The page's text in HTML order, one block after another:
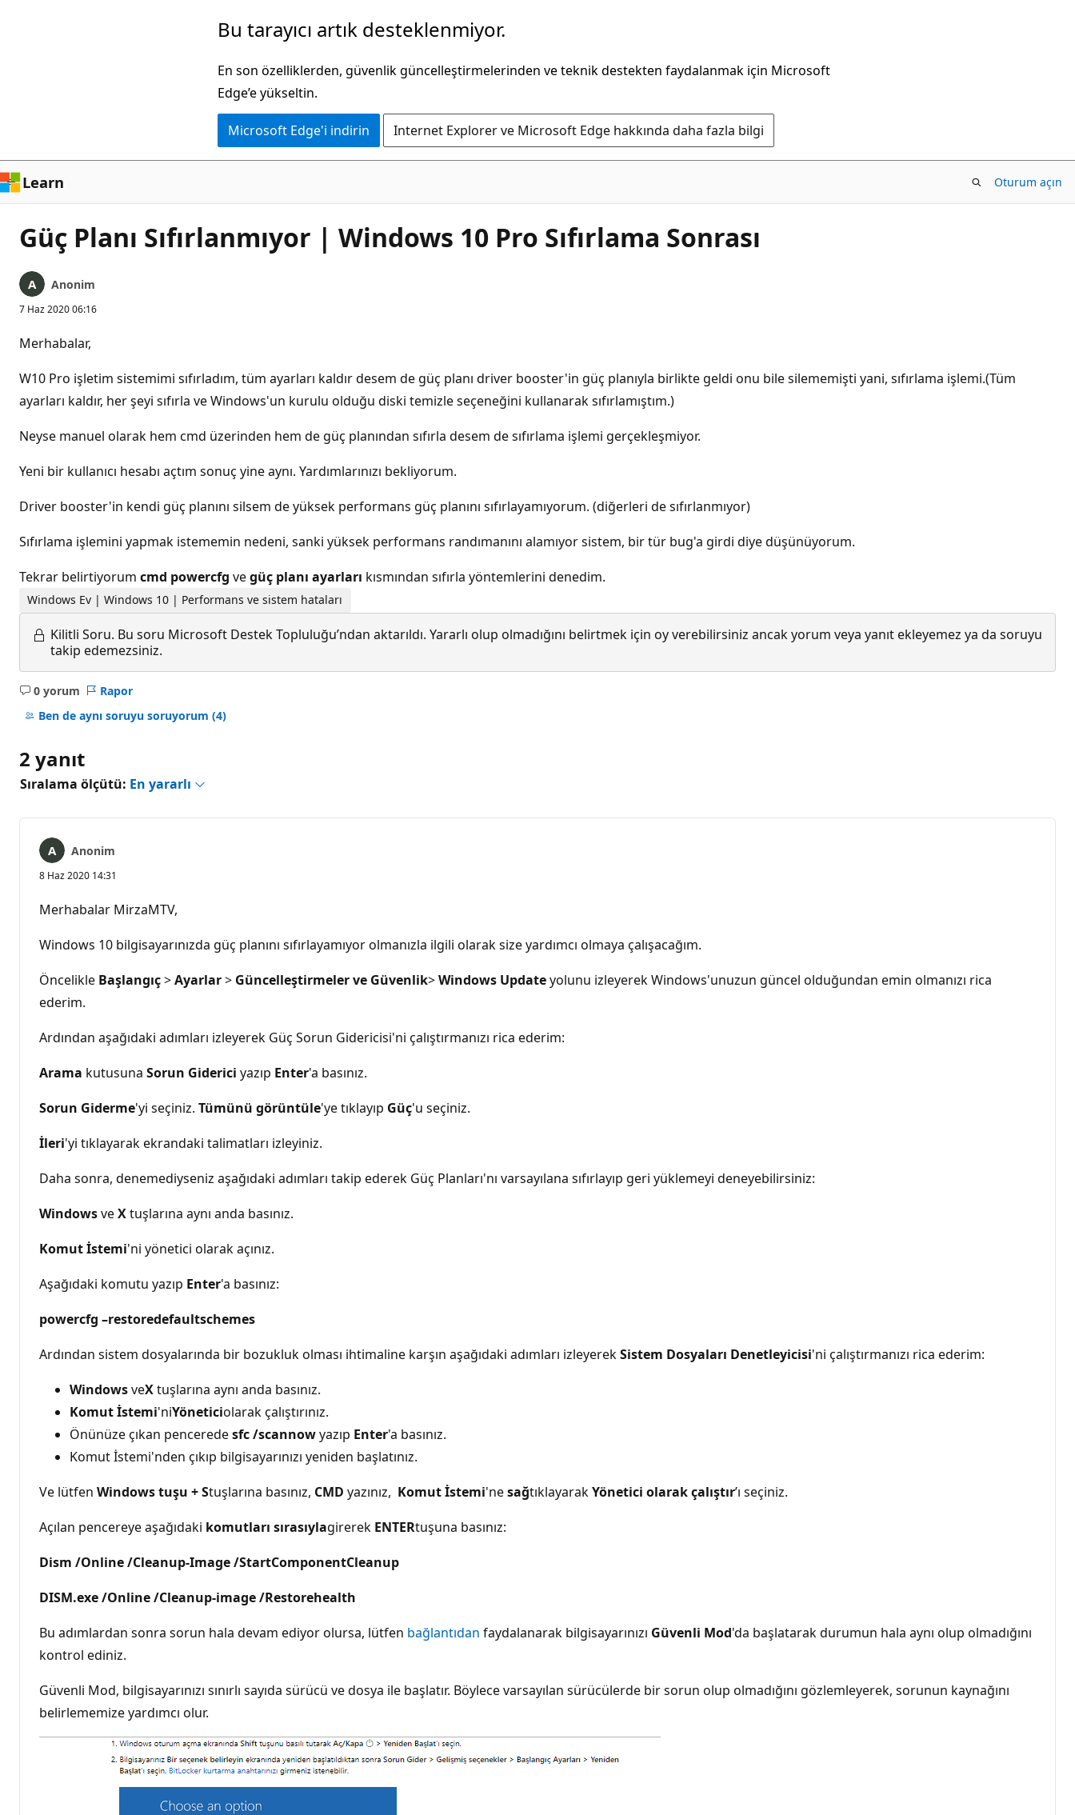
Bu tarayıcı artık desteklenmiyor.
En son özelliklerden, güvenlik güncelleştirmelerinden ve teknik destekten faydalanmak için Microsoft
Edge’e yükseltin.
Microsoft Edge'i indirin Internet Explorer ve Microsoft Edge hakkında daha fazla bilgi
Learn Oturum açın
Güç Planı Sıfırlanmıyor | Windows 10 Pro Sıfırlama Sonrası
Anonim
7 Haz 2020 06:16
Merhabalar,
W10 Pro işletim sistemimi sıfırladım, tüm ayarları kaldır desem de güç planı driver booster'in güç planıyla birlikte geldi onu bile silememişti yani, sıfırlama işlemi.(Tüm
ayarları kaldır, her şeyi sıfırla ve Windows'un kurulu olduğu diski temizle seçeneğini kullanarak sıfırlamıştım.)
Neyse manuel olarak hem cmd üzerinden hem de güç planından sıfırla desem de sıfırlama işlemi gerçekleşmiyor.
Yeni bir kullanıcı hesabı açtım sonuç yine aynı. Yardımlarınızı bekliyorum.
Driver booster'in kendi güç planını silsem de yüksek performans güç planını sıfırlayamıyorum. (diğerleri de sıfırlanmıyor)
Sıfırlama işlemini yapmak istememin nedeni, sanki yüksek performans randımanını alamıyor sistem, bir tür bug'a girdi diye düşünüyorum.
Tekrar belirtiyorum cmd powercfg vegüç planı ayarları kısmından sıfırla yöntemlerini denedim.
Windows Ev | Windows 10 | Performans ve sistem hataları
Kilitli Soru. Bu soru Microsoft Destek Topluluğu’ndan aktarıldı. Yararlı olup olmadığını belirtmek için oy verebilirsiniz ancak yorum veya yanıt ekleyemez ya da soruyu
takip edemezsiniz.
0 yorum
Açıklama
yok
Rapor
Ben de aynı soruyu soruyorum (4)
2 yanıt
Sıralama ölçütü: En yararlı
Anonim
8 Haz 2020 14:31
Merhabalar MirzaMTV,
Windows 10 bilgisayarınızda güç planını sıfırlayamıyor olmanızla ilgili olarak size yardımcı olmaya çalışacağım.
Öncelikle Başlangıç>Ayarlar> Güncelleştirmeler ve Güvenlik>Windows Updateyolunu izleyerek Windows'unuzun güncel olduğundan emin olmanızı rica
ederim.
Ardından aşağıdaki adımları izleyerek Güç Sorun Gidericisi'ni çalıştırmanızı rica ederim:
Arama kutusuna Sorun Giderici yazıp Enter'a basınız.
Sorun Giderme'yi seçiniz. Tümünü görüntüle'ye tıklayıp Güç'u seçiniz.
İleri'yi tıklayarak ekrandaki talimatları izleyiniz.
Daha sonra, denemediyseniz aşağıdaki adımları takip ederek Güç Planları'nı varsayılana sıfırlayıp geri yüklemeyi deneyebilirsiniz:
WindowsveXtuşlarına aynı anda basınız.
Komut İstemi'ni yönetici olarak açınız.
Aşağıdaki komutu yazıp Enter'a basınız:
powercfg –restoredefaultschemes
Ardından sistem dosyalarında bir bozukluk olması ihtimaline karşın aşağıdaki adımları izleyerekSistem Dosyaları Denetleyicisi'ni çalıştırmanızı rica ederim:
WindowsveXtuşlarına aynı anda basınız.
Komut İstemi'niYöneticiolarak çalıştırınız.
Önünüze çıkan penceredesfc /scannowyazıp Enter'a basınız.
Komut İstemi'nden çıkıp bilgisayarınızı yeniden başlatınız.
Ve lütfen Windows tuşu + Stuşlarına basınız, CMD yazınız, Komut İstemi'nesağtıklayarakYönetici olarak çalıştır’ı seçiniz.
Açılan pencereye aşağıdaki komutları sırasıylagirerek ENTERtuşuna basınız:
Dism /Online /Cleanup-Image /StartComponentCleanup
DISM.exe /Online /Cleanup-image /Restorehealth
Bu adımlardan sonra sorun hala devam ediyor olursa, lütfen bağlantıdan faydalanarak bilgisayarınızı Güvenli Mod'da başlatarak durumun hala aynı olup olmadığını
kontrol ediniz.
Güvenli Mod, bilgisayarınızı sınırlı sayıda sürücü ve dosya ile başlatır. Böylece varsayılan sürücülerde bir sorun olup olmadığını gözlemleyerek, sorunun kaynağını
belirlememize yardımcı olur.